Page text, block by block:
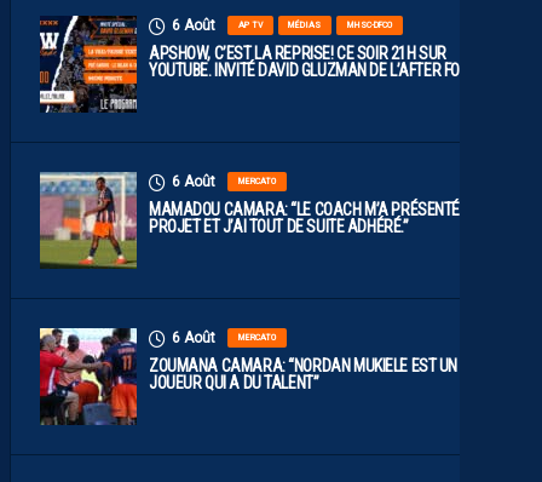
6 Août AP TV MÉDIAS MHSC-DFCO
APSHOW, C’EST LA REPRISE! CE SOIR 21H SUR
YOUTUBE. INVITÉ DAVID GLUZMAN DE L’AFTER FOOT.
6 Août MERCATO
MAMADOU CAMARA: “LE COACH M’A PRÉSENTÉ LE
PROJET ET J’AI TOUT DE SUITE ADHÉRÉ.”
6 Août MERCATO
ZOUMANA CAMARA: “NORDAN MUKIELE EST UN
JOUEUR QUI A DU TALENT”